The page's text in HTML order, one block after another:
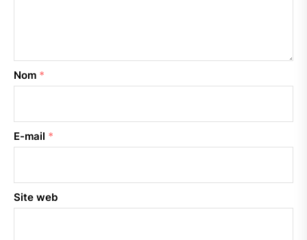
Nom *
E-mail *
Site web